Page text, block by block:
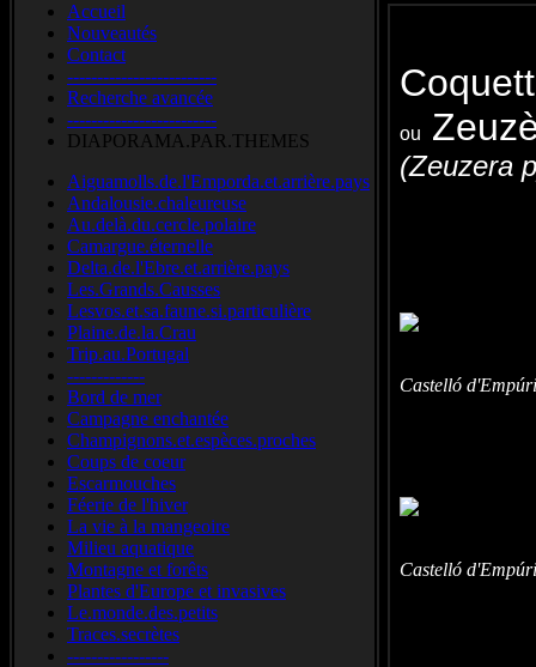
Accueil
Nouveautés
Contact
-------------------------
Recherche avancée
-------------------------
DIAPORAMA.PAR.THEMES
Aiguamolls.de.l'Emporda.et.arrière.pays
Andalousie.chaleureuse
Au.delà.du.cercle.polaire
Camargue.éternelle
Delta.de.l'Ebre.et.arrière.pays
Les.Grands.Causses
Lesvos.et.sa.faune.si.particulière
Plaine.de.la.Crau
Trip.au.Portugal
-------------
Bord de mer
Campagne enchantée
Champignons.et.espèces.proches
Coups de coeur
Escarmouches
Féerie de l'hiver
La vie à la mangeoire
Milieu aquatique
Montagne et forêts
Plantes d'Europe et invasives
Le.monde.des.petits
Traces.secrètes
-----------------
ou
(Zeuzera
Castelló
Castelló